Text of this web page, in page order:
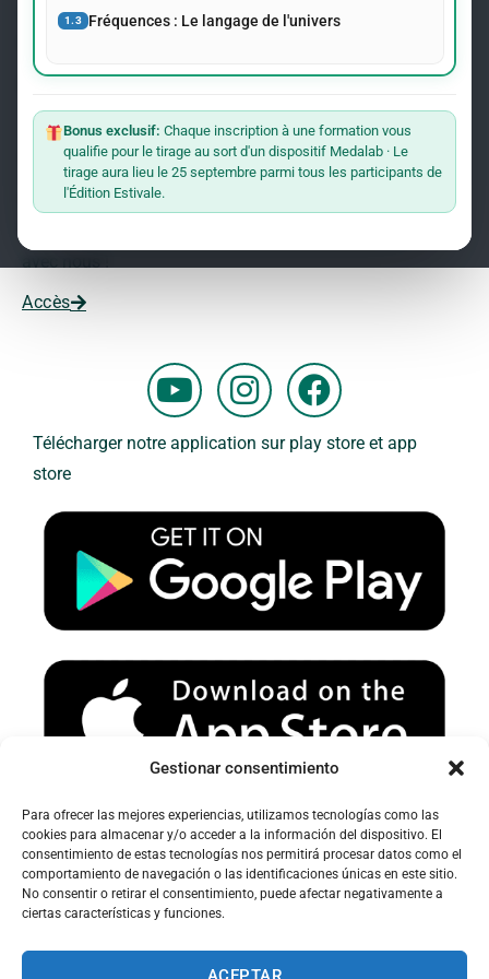
Gestionar consentimiento
Para ofrecer las mejores experiencias, utilizamos tecnologías como las
cookies para almacenar y/o acceder a la información del dispositivo. El
consentimiento de estas tecnologías nos permitirá procesar datos como el
comportamiento de navegación o las identificaciones únicas en este sitio.
No consentir o retirar el consentimiento, puede afectar negativamente a
ciertas características y funciones.
1.3 Fréquences : Le langage de l'univers
Bonus exclusif: Chaque inscription à une formation vous
qualifie pour le tirage au sort d'un dispositif Medalab · Le
tirage aura lieu le 25 septembre parmi tous les participants de
l'Édition Estivale.
événements concernant le Dr Andreas Kalcker et l’Institut
Rejoindre La Liste
Vous souhaitez travailler avec nous ?
Vous voulez faire partie de notre équipe ?
Accès
Y
o
u
u
b
e
I
n
s
a
g
r
a
m
F
a
c
b
o
k
Télécharger notre application sur play store et app
store
Avertissement sur le spam :
Veuillez vérifier votre dossier spam ou courrier indésirable pour
recevoir nos e-mails.